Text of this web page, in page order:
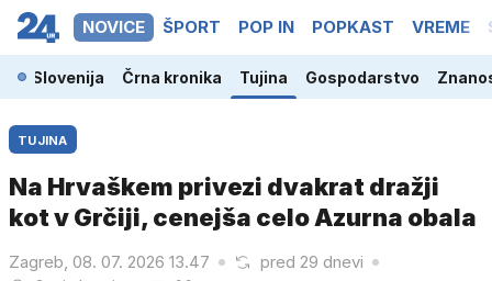
NOVICE ŠPORT POP IN POPKAST VREME
Slovenija Črna kronika Tujina Gospodarstvo
TUJINA
Na Hrvaškem privezi dvakrat dražji
kot v Grčiji, cenejša celo Azurna obala
Zagreb, 08. 07. 2026 13.47
pred 29 dnevi